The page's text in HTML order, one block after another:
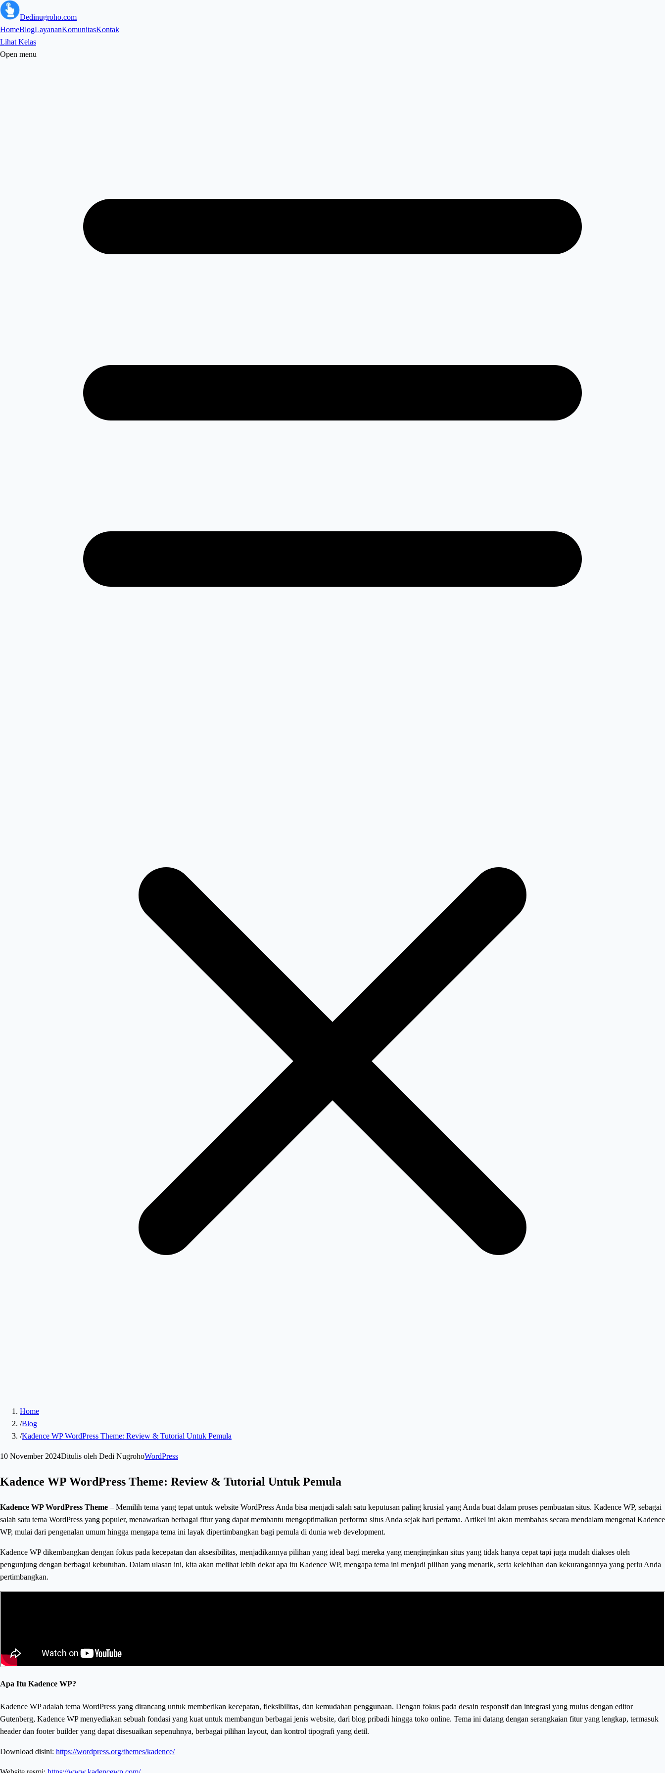
Dedinugroho.com
HomeBlogLayananKomunitasKontak
Lihat Kelas
Open menu
Home
/Blog
/Kadence WP WordPress Theme: Review & Tutorial Untuk Pemula
10 November 2024Ditulis oleh Dedi NugrohoWordPress
Kadence WP WordPress Theme: Review & Tutorial Untuk Pemula
Kadence WP WordPress Theme – Memilih tema yang tepat untuk website WordPress Anda bisa menjadi salah satu keputusan paling krusial yang Anda buat dalam proses pembuatan situs. Kadence WP, sebagai
salah satu tema WordPress yang populer, menawarkan berbagai fitur yang dapat membantu mengoptimalkan performa situs Anda sejak hari pertama. Artikel ini akan membahas secara mendalam mengenai Kadence
WP, mulai dari pengenalan umum hingga mengapa tema ini layak dipertimbangkan bagi pemula di dunia web development.
Kadence WP dikembangkan dengan fokus pada kecepatan dan aksesibilitas, menjadikannya pilihan yang ideal bagi mereka yang menginginkan situs yang tidak hanya cepat tapi juga mudah diakses oleh
pengunjung dengan berbagai kebutuhan. Dalam ulasan ini, kita akan melihat lebih dekat apa itu Kadence WP, mengapa tema ini menjadi pilihan yang menarik, serta kelebihan dan kekurangannya yang perlu Anda
pertimbangkan.
Apa Itu Kadence WP?
Kadence WP adalah tema WordPress yang dirancang untuk memberikan kecepatan, fleksibilitas, dan kemudahan penggunaan. Dengan fokus pada desain responsif dan integrasi yang mulus dengan editor
Gutenberg, Kadence WP menyediakan sebuah fondasi yang kuat untuk membangun berbagai jenis website, dari blog pribadi hingga toko online. Tema ini datang dengan serangkaian fitur yang lengkap, termasuk
header dan footer builder yang dapat disesuaikan sepenuhnya, berbagai pilihan layout, dan kontrol tipografi yang detil.
Download disini: https://wordpress.org/themes/kadence/